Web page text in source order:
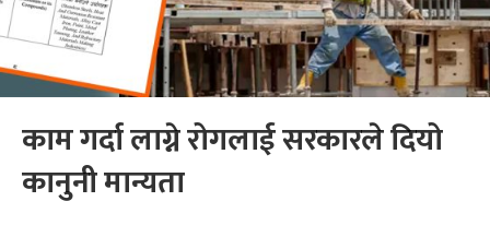
काम गर्दा लाग्ने रोगलाई सरकारले दियो
कानुनी मान्यता